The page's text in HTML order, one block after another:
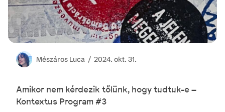
Mészáros Luca / 2024. okt. 31.
Amikor nem kérdezik tőlünk, hogy tudtuk-e –
Kontextus Program #3